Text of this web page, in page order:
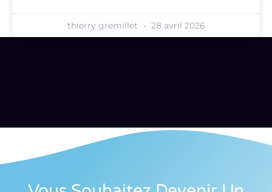
thierry gremillet 28 avril 2026